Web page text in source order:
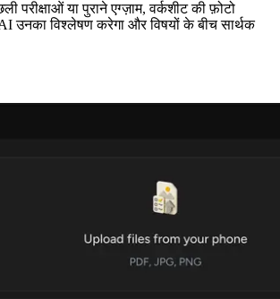
परीक्षाओं या पुराने एग्ज़ाम, वर्कशीट की फ़ोटो
विश्लेषण करेगा और विषयों के बीच सार्थक